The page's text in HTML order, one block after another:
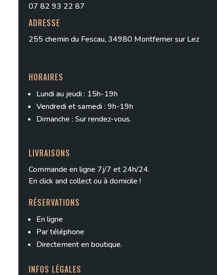
07 82 93 22 87
ADRESSE
255 chemin du Fescau, 34980 Montferrier sur Lez
HORAIRES
Lundi au jeudi : 15h-19h
Vendredi et samedi : 9h-19h
Dimanche : Sur rendez-vous.
LIVRAISONS
Commande en ligne 7j/7 et 24h/24.
Enclick and collectou à domicile !
RÉSERVATIONS
En ligne
Par téléphone
Directement en boutique.
INFOS LÉGALES